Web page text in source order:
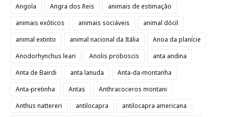
Angola
Angra dos Reis
animais de estimação
animais exóticos
animais sociáveis
animal dócil
animal extinto
animal nacional da Itália
Anoa da planície
Anodorhynchus leari
Anolis proboscis
anta andina
Anta de Bairdi
anta lanuda
Anta-da-montanha
Anta-pretinha
Antas
Anthracoceros montani
Anthus nattereri
antilocapra
antilocapra americana